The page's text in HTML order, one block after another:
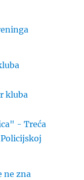
kluba
- Treća
ne zna